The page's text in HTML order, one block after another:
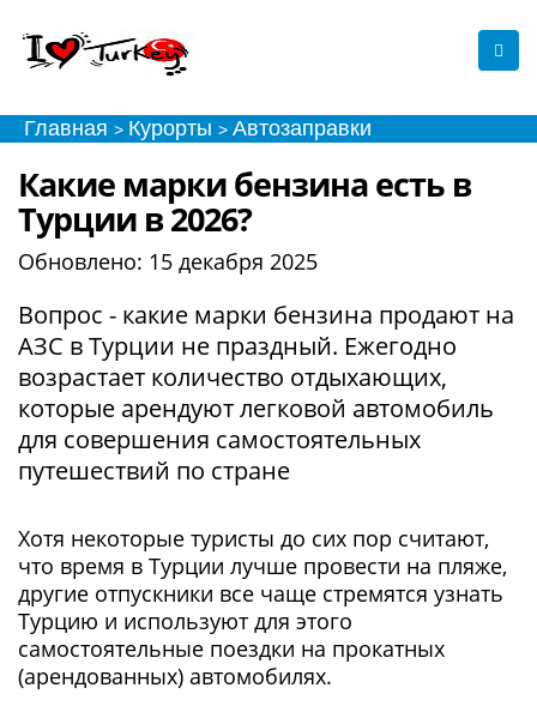
Главная > Курорты > Автозаправки
Какие марки бензина есть в
Турции в 2026?
Обновлено: 15 декабря 2025
Вопрос - какие марки бензина продают на
АЗС в Турции не праздный. Ежегодно
возрастает количество отдыхающих,
которые арендуют легковой автомобиль
для совершения самостоятельных
путешествий по стране
Хотя некоторые туристы до сих пор считают,
что время в Турции лучше провести на пляже,
другие отпускники все чаще стремятся узнать
Турцию и используют для этого
самостоятельные поездки на прокатных
(арендованных) автомобилях.